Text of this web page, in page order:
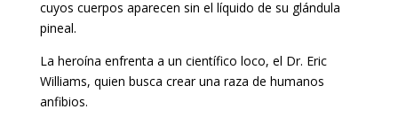
cuyos cuerpos aparecen sin el líquido de su glándula
pineal.
La heroína enfrenta a un científico loco, el Dr. Eric
Williams, quien busca crear una raza de humanos
anfibios.